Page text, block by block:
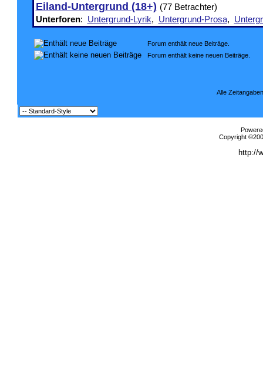
Eiland-Untergrund (18+) (77 Betrachter)
Unterforen: Untergrund-Lyrik, Untergrund-Prosa,
Forum enthält neue Beiträge.
Forum enthält keine neuen Beiträge.
Alle
Copyright
http://